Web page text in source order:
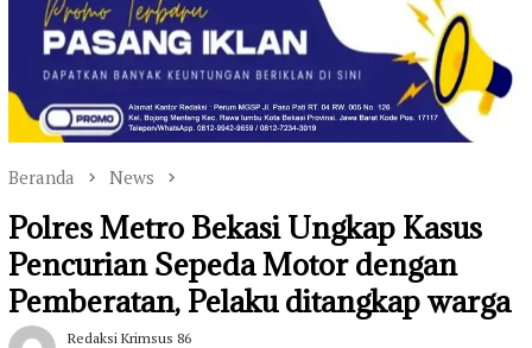
Beranda News
Polres Metro Bekasi Ungkap Kasus
Pencurian Sepeda Motor dengan
Pemberatan, Pelaku ditangkap warga
Redaksi Krimsus 86